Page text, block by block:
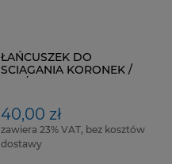
ŁAŃCUSZEK DO
SCIAGANIA KORONEK /
40,00 zł
zawiera 23% VAT, bez kosztów
dostawy